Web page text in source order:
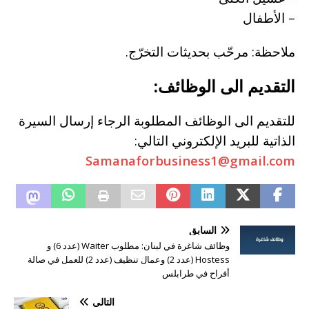
– الأطفال
ملاحظة: مرحّب بحديثات التخرّج.
التقديم الى الوظائف:
للتقديم الى الوظائف المطلوبة الرجاء إرسال السيرة
الذاتية للبريد الإلكتروني التالي:
Samanaforbusiness1@gmail.com
السابق
وظائف شاغرة في لبنان: مطلوب Waiter (عدد 6) و
Hostess (عدد 2) وعمال تنظيف (عدد 2) للعمل في صالة
أفراح في طرابلس
التالي